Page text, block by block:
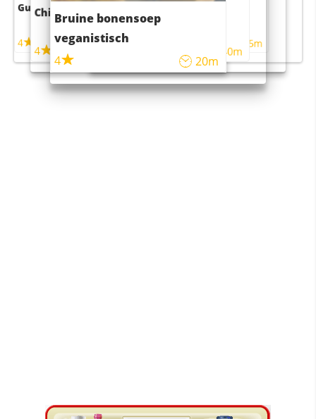
Guacamole
4
Chili con carne
4 45m
Bruine bonensoep
veganistisch
4
20m
Sushi rijstsalade
maaltijdsalade
40m
4 55m